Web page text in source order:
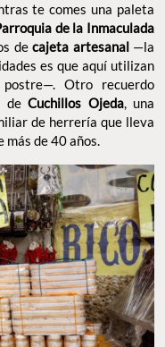
te comes una paleta
de la Inmaculada
de cajeta artesanal—la
es que aquí utilizan
Otro recuerdo
deCuchillos Ojeda, una
de herrería que lleva
más de 40 años.